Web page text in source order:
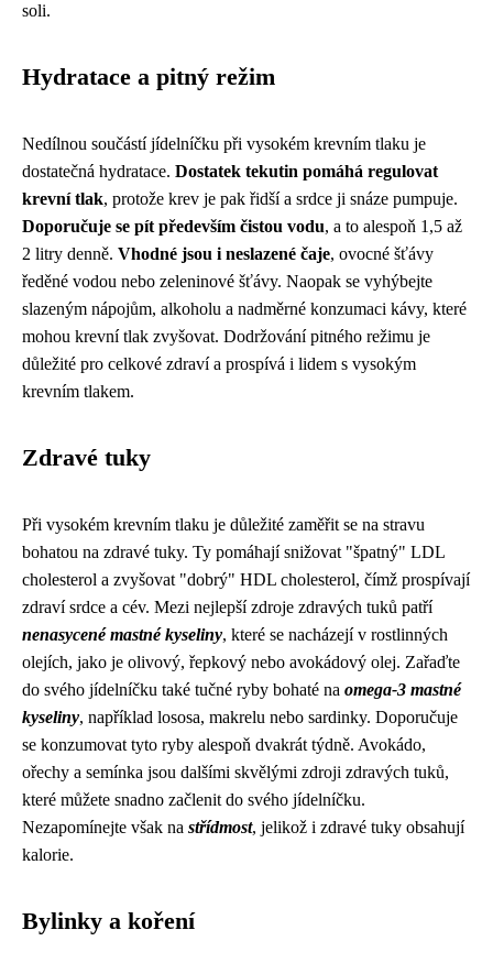
soli.
Hydratace a pitný režim
Nedílnou součástí jídelníčku při vysokém krevním tlaku je
dostatečná hydratace. Dostatek tekutin pomáhá regulovat
krevní tlak, protože krev je pak řidší a srdce ji snáze pumpuje.
Doporučuje se pít především čistou vodu, a to alespoň 1,5 až
2 litry denně. Vhodné jsou i neslazené čaje, ovocné šťávy
ředěné vodou nebo zeleninové šťávy. Naopak se vyhýbejte
slazeným nápojům, alkoholu a nadměrné konzumaci kávy, které
mohou krevní tlak zvyšovat. Dodržování pitného režimu je
důležité pro celkové zdraví a prospívá i lidem s vysokým
krevním tlakem.
Zdravé tuky
Při vysokém krevním tlaku je důležité zaměřit se na stravu
bohatou na zdravé tuky. Ty pomáhají snižovat "špatný" LDL
cholesterol a zvyšovat "dobrý" HDL cholesterol, čímž prospívají
zdraví srdce a cév. Mezi nejlepší zdroje zdravých tuků patří
nenasycené mastné kyseliny, které se nacházejí v rostlinných
olejích, jako je olivový, řepkový nebo avokádový olej. Zařaďte
do svého jídelníčku také tučné ryby bohaté na omega-3 mastné
kyseliny, například lososa, makrelu nebo sardinky. Doporučuje
se konzumovat tyto ryby alespoň dvakrát týdně. Avokádo,
ořechy a semínka jsou dalšími skvělými zdroji zdravých tuků,
které můžete snadno začlenit do svého jídelníčku.
Nezapomínejte však na střídmost, jelikož i zdravé tuky obsahují
kalorie.
Bylinky a koření